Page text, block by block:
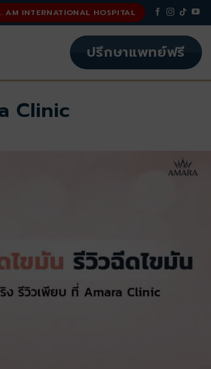
AM INTERNATIONAL HOSPITAL
ปรึกษาแพทย์ฟรี
Clinic